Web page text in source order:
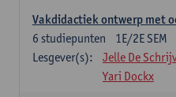
Vakdidactiek ontwerp met
1E/2E SEM
6 studiepunten
Lesgever(s):
Jelle De
Yari Dockx